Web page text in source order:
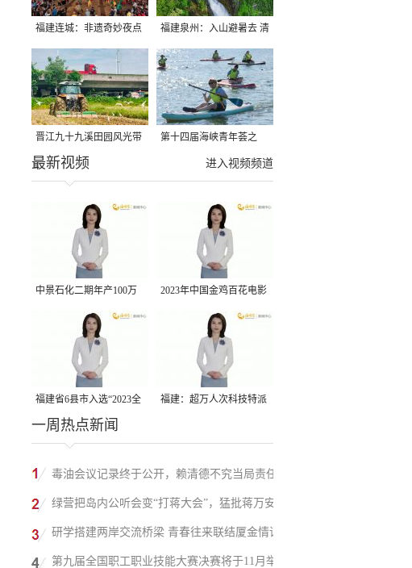
福建连城：非遗奇妙夜点
亮夏夜
福建泉州：入山避暑去 清
凉好惬意
晋江九十九溪田园风光带
千亩早稻迎来成熟收割季
第十四届海峡青年荟之
2026榕台青年大学生水上
进入视频频道
最新视频
中景石化二期年产100万
吨丙烷脱氢项目建成中交
2023年中国金鸡百花电影
节有福电影巡展31日启动
福建省6县市入选“2023全
国县域发展潜力百强县”
福建：超万人次科技特派
一周热点新闻
毒油会议记录终于公开，赖清德不究当局责任
反甩锅卢秀燕，蓝营点名责任官员要求撤职下
绿营把岛内公听会变“打蒋大会”，猛批蒋万安
废除监察机构主张，遭蓝营搬出蔡英文、赖清
研学搭建两岸交流桥梁 青春往来联结厦金情谊
第九届全国职工职业技能大赛决赛将于11月举